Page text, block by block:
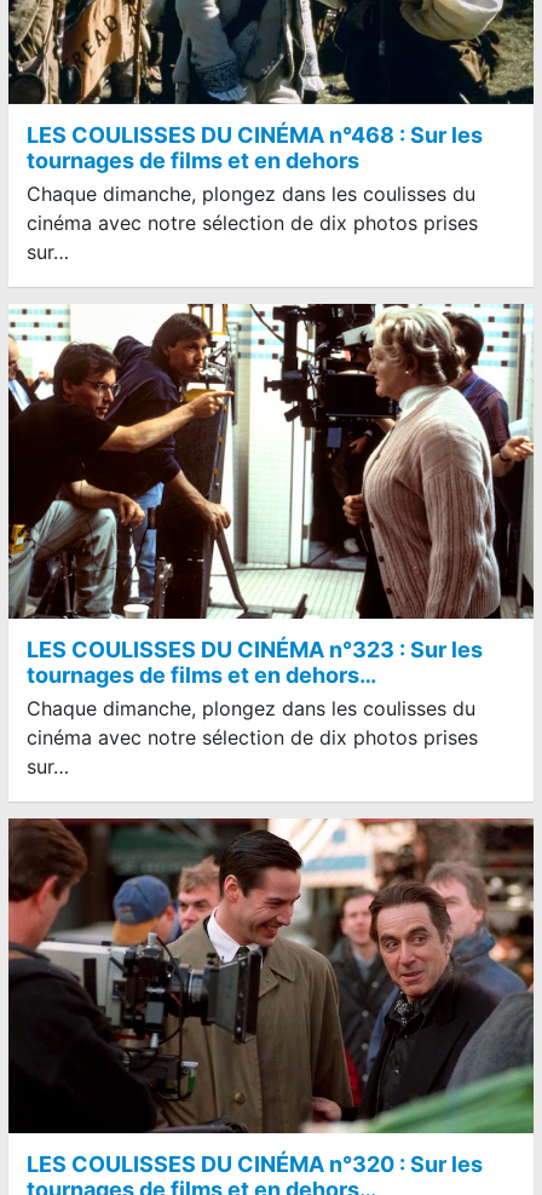
LES COULISSES DU CINÉMA n°468 : Sur les
tournages de films et en dehors
Chaque dimanche, plongez dans les coulisses du
cinéma avec notre sélection de dix photos prises
sur…
LES COULISSES DU CINÉMA n°323 : Sur les
tournages de films et en dehors…
Chaque dimanche, plongez dans les coulisses du
cinéma avec notre sélection de dix photos prises
sur…
LES COULISSES DU CINÉMA n°320 : Sur les